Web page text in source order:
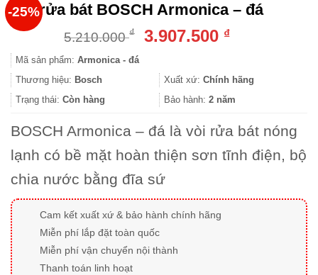
-25%
Vòi rửa bát BOSCH Armonica – đá
5.210.000₫
Giá
5.210.000 ₫.
3.907.500 ₫Giá
là:
3.907.500 ₫.
Mã sản phẩm: Armonica - đá
Thương hiệu: Bosch Xuất xứ: Chính hãng
Trạng thái: Còn hàng Bảo hành: 2 năm
BOSCH Armonica – đá là vòi rửa bát nóng
lạnh có bề mặt hoàn thiện sơn tĩnh điện, bộ
chia nước bằng đĩa sứ
Cam kết xuất xứ & bảo hành chính hãng
Miễn phí lắp đặt toàn quốc
Miễn phí vận chuyển nội thành
Thanh toán linh hoạt